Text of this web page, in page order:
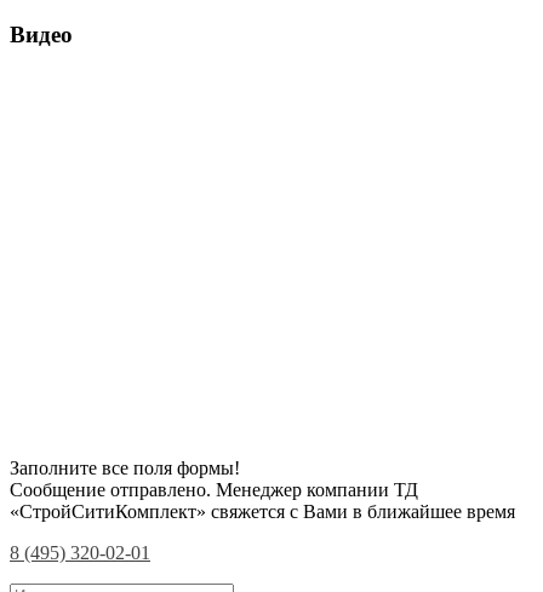
Видео
Заполните все поля формы!
Сообщение отправлено. Менеджер компании ТД
«СтройСитиКомплект» свяжется с Вами в ближайшее время
8 (495) 320-02-01